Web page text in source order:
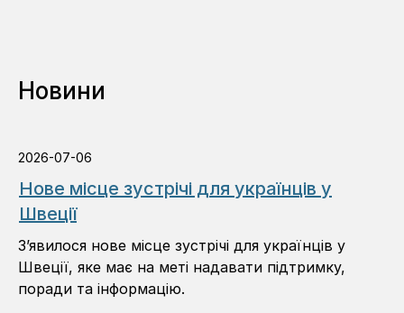
Новини
2026-07-06
Нове місце зустрічі для українців у
Швеції
З’явилося нове місце зустрічі для українців у
Швеції, яке має на меті надавати підтримку,
поради та інформацію.